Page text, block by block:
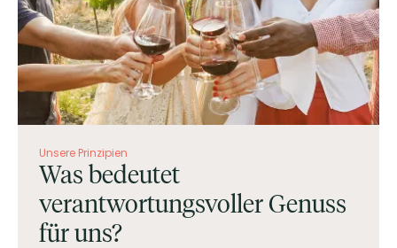
Unsere Prinzipien
Was bedeutet
verantwortungsvoller Genuss
für uns?